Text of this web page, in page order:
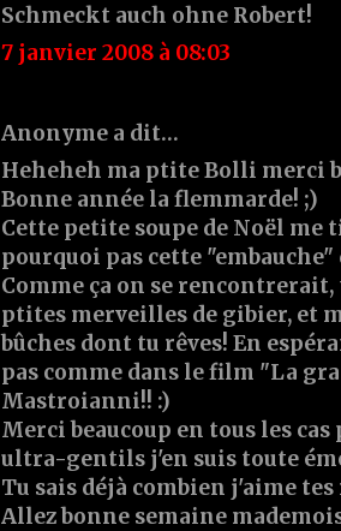
Schmeckt auch ohne Robert!
7 janvier 2008 à 08:03
Anonyme a dit…
Heheheh ma ptite Bolli merci
Bonne année la flemmarde! ;)
Cette petite soupe de Noël me
pourquoi pas cette "embauche"
Comme ça on se rencontrerait,
ptites merveilles de gibier, et
bûches dont tu rêves! En
pas comme dans le film "La
Mastroianni!! :)
Merci beaucoup en tous les
ultra-gentils j'en suis toute
Tu sais déjà combien j'aime
Allez bonne semaine